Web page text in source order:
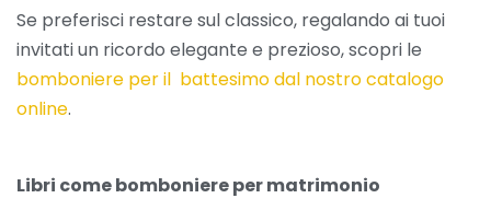
Se preferisci restare sul classico, regalando ai tuoi
invitati un ricordo elegante e prezioso, scopri le
bomboniere per il battesimo dal nostro catalogo
online.
Libri come bomboniere per matrimonio